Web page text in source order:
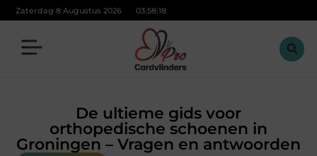
Zaterdag 8 Augustus 2026 03:58:19
De ultieme gids voor
orthopedische schoenen in
Groningen – Vragen en antwoorden